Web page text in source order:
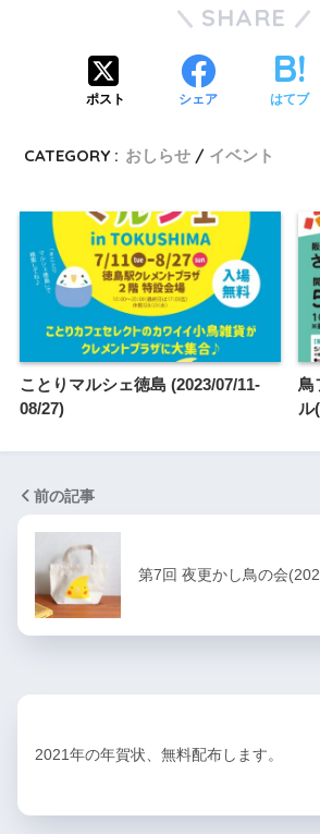
SHARE
ポスト シェア はてブ
CATEGORY : おしらせ イベント
ことりマルシェ徳島 (2023/07/11-
08/27)
鳥
ル
前の記事
第7回 夜更かし鳥の会
2021年の年賀状、無料配布します。